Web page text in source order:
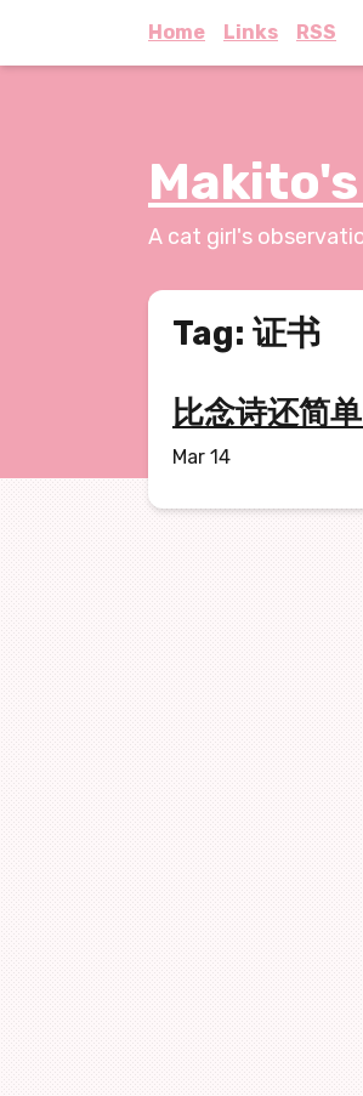
Home Links RSS
A cat girl's
Tag: 证书
比念诗还简
Mar 14